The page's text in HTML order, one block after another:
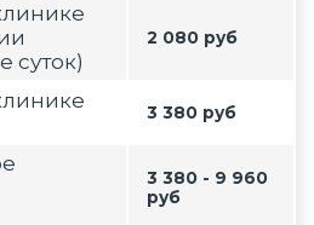
суток)
2 080 руб
3 380 руб
3 380 - 9 960
руб